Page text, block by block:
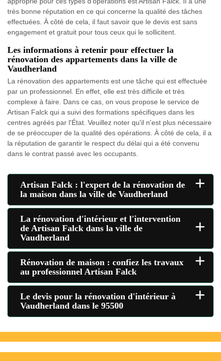
très bonne réputation en ce qui concerne la qualité des tâches
effectuées. À côté de cela, il faut savoir que le devis est sans
engagement et gratuit pour tous ceux qui le sollicitent.
Les informations à retenir pour effectuer la
rénovation des appartements dans la ville de
Vaudherland
La rénovation des appartements est une tâche qui est effectuée
par un professionnel. En effet, elle est très difficile et très
complexe à faire. Dans ce cas, on vous propose le service de
Artisan Falck qui a suivi des formations spécifiques dans les
centres agréés par l'État. Veuillez noter qu'il n'est plus nécessaire
de se préoccuper de la qualité des opérations. À côté de cela, il a
la réputation de garantir le respect du délai qui a été convenu
dans le contrat passé avec les occupants.
Artisan Falck : l'expert de la rénovation de
la maison dans la ville de Vaudherland
+
La rénovation d'intérieur et l'intervention
de Artisan Falck dans la ville de
Vaudherland
+
Rénovation de maison : confiez les travaux
au professionnel Artisan Falck
+
Le devis pour la rénovation d'intérieur à
Vaudherland dans le 95500
+